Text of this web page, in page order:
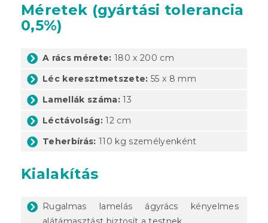
Méretek (gyártási tolerancia
0,5%)
A rács mérete: 180 x 200 cm
Léc keresztmetszete: 55 x 8 mm
Lamellák száma: 13
Léctávolság: 12 cm
Teherbírás: 110 kg személyenként
Kialakítás
Rugalmas lamelás ágyrács kényelmes